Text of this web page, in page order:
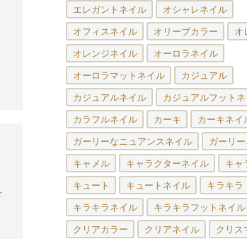
エレガントネイル オシャレネイル
オフィスネイル オリーブカラー オ
オレンジネイル オーロラネイル
オーロラマットネイル カジュアル
カジュアルネイル カジュアルフット
カラフルネイル カーキ カーキネイ
ガーリーなニュアンスネイル ガーリ
キャメル キャラクターネイル キャ
キュート キュートネイル キラキラ
キラキラネイル キラキラフットネイル
クリアカラー クリアネイル クリス